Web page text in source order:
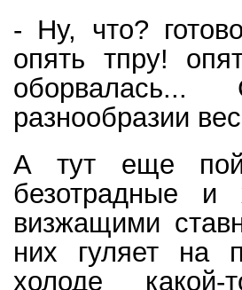
- Ну, что?
опять тпру!
разнообразии
А тут еще
безотрадные
визжащими
них гуляет на
холоде